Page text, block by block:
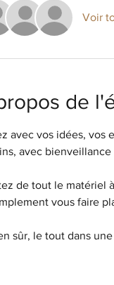
Voir
de
avec vos idées, vos
avec
de tout le matériel
vous faire
sûr, le tout dans